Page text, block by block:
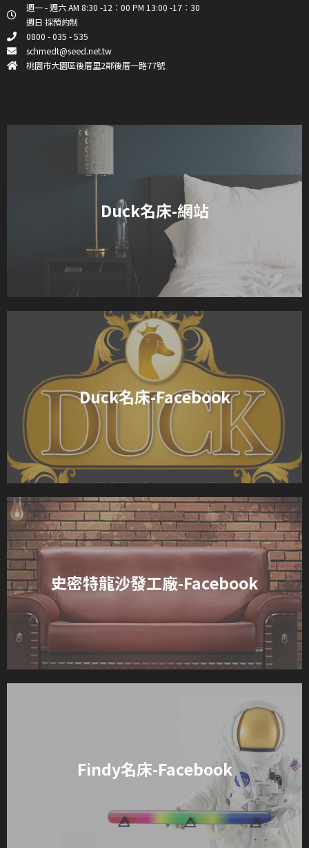
週一 - 週六 AM 8:30 -12：00 PM 13:00 -17：30
週日 採預約制
0800 - 035 - 535
schmedt@seed.net.tw
桃園市大園區後厝里2鄰後厝一路77號
Duck名床-網站
Duck名床-Facebook
史密特龍沙發工廠-Facebook
Findy名床-Facebook